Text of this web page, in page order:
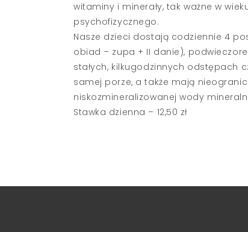
witaminy i minerały, tak ważne w
psychofizycznego.
Nasze dzieci dostają codziennie 4
obiad – zupa + II danie),
stałych, kilkugodzinnych odstępach
samej porze, a także mają
niskozmineralizowanej wody
Stawka dzienna – 12,50 zł